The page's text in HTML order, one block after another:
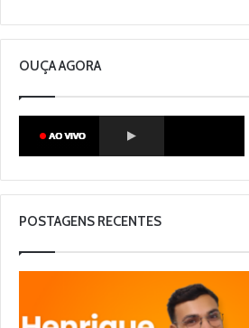
OUÇA AGORA
POSTAGENS RECENTES